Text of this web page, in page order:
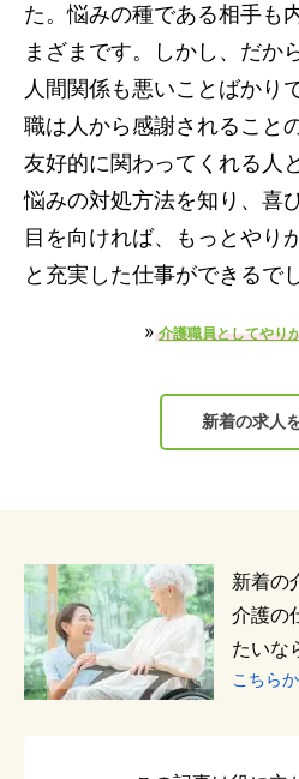
た。悩みの種である相手も
まざまです。しかし、だか
人間関係も悪いことばかり
職は人から感謝されること
友好的に関わってくれる人
悩みの対処方法を知り、喜
目を向ければ、もっとやり
と充実した仕事ができるで
» 介護職員としてやり
新着の求人
新着の
介護の
たいな
こちら